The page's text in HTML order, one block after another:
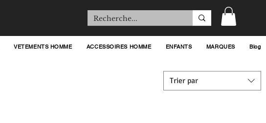
VETEMENTS HOMME ACCESSOIRES HOMME ENFANTS MARQUES Blog
Trier par